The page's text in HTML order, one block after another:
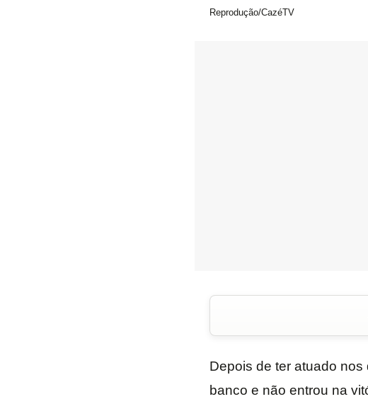
Reprodução/CazéTV
Depois de ter atuado nos
banco e não entrou na